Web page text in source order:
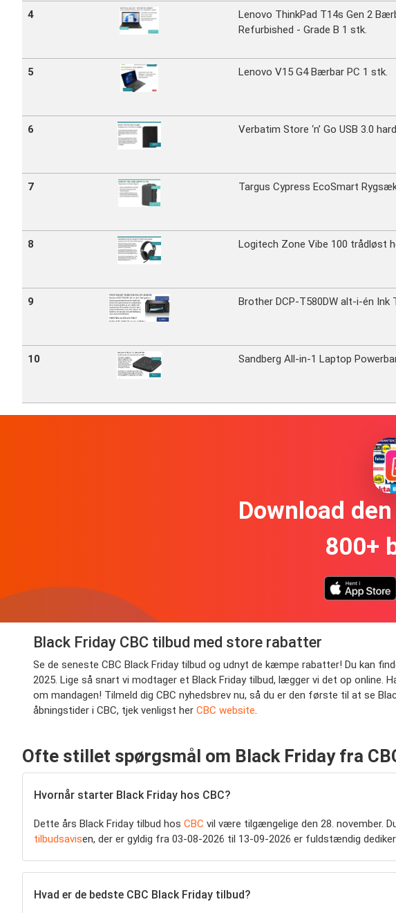
4
Lenovo ThinkPad T14s Gen 2
Refurbished - Grade B 1 stk.
5 Lenovo V15 G4 Bærbar PC 1 stk.
6 Verbatim Store ‘n’ Go USB 3.0
7 Targus Cypress EcoSmart
8 Logitech Zone Vibe 100 trådløst
9 Brother DCP-T580DW alt-i-én Ink
10 Sandberg All-in-1 Laptop
Download
800+
Black Friday CBC tilbud med store rabatter
Se de seneste CBC Black Friday tilbud og udnyt de kæmpe rabatter! Du kan
2025. Lige så snart vi modtager et Black Friday tilbud, lægger vi det op
om mandagen! Tilmeld dig CBC nyhedsbrev nu, så du er den første til at se
åbningstider i CBC, tjek venligst her CBC website.
Ofte stillet spørgsmål om Black Friday fra
Hvornår starter Black Friday hos CBC?
Dette års Black Friday tilbud hos CBC vil være tilgængelige den 28. november.
tilbudsavisen, der er gyldig fra 03-08-2026 til 13-09-2026 er fuldstændig
Hvad er de bedste CBC Black Friday tilbud?